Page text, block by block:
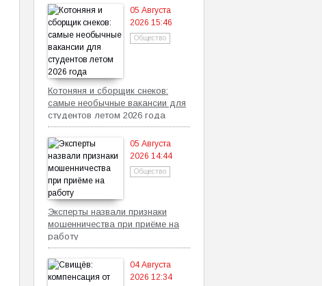
05 Августа
2026 15:46
Общество
Котоняня и сборщик снеков:
самые необычные вакансии для
студентов летом 2026 года
05 Августа
2026 14:44
Общество
Эксперты назвали признаки
мошенничества при приёме на
работу
04 Августа
2026 12:34